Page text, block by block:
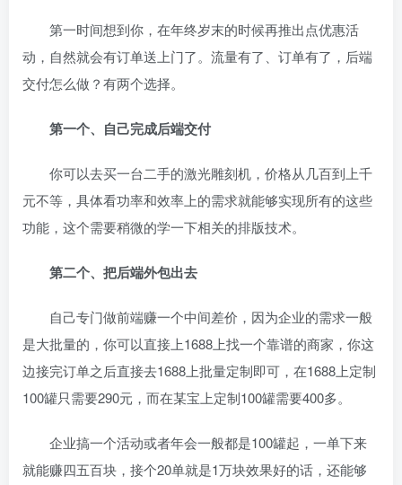
第一时间想到你，在年终岁末的时候再推出点优惠活
动，自然就会有订单送上门了。流量有了、订单有了，后端
交付怎么做？有两个选择。
第一个、自己完成后端交付
你可以去买一台二手的激光雕刻机，价格从几百到上千
元不等，具体看功率和效率上的需求就能够实现所有的这些
功能，这个需要稍微的学一下相关的排版技术。
第二个、把后端外包出去
自己专门做前端赚一个中间差价，因为企业的需求一般
是大批量的，你可以直接上1688上找一个靠谱的商家，你这
边接完订单之后直接去1688上批量定制即可，在1688上定制
100罐只需要290元，而在某宝上定制100罐需要400多。
企业搞一个活动或者年会一般都是100罐起，一单下来
就能赚四五百块，接个20单就是1万块效果好的话，还能够